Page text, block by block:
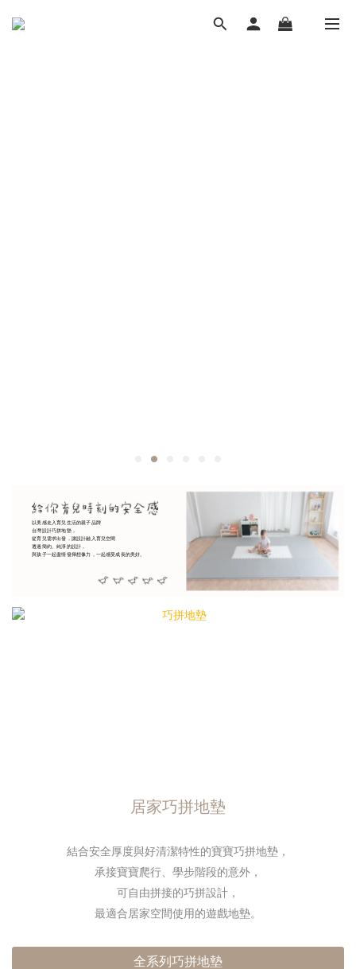
以美感走入育兒生活的親子品牌
台灣設計巧拼地墊，
從育兒需求出發，讓設計融入育兒空間
透過簡約、純淨的設計，
居家巧拼地墊
結合安全厚度與好清潔特性的寶寶巧拼地墊，
承接寶寶爬行、學步階段的意外，
可自由拼接的巧拼設計，
最適合居家空間使用的遊戲地墊。
全系列巧拼地墊